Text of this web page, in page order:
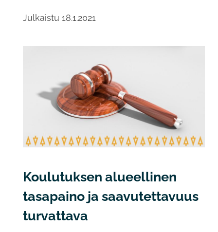
Julkaistu 18.1.2021
Koulutuksen alueellinen
tasapaino ja saavutettavuus
turvattava